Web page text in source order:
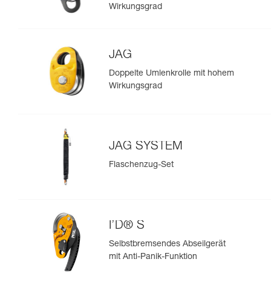
Wirkungsgrad
JAG
Doppelte Umlenkrolle mit hohem
Wirkungsgrad
JAG SYSTEM
Flaschenzug-Set
I’D® S
Selbstbremsendes Abseilgerät
mit Anti-Panik-Funktion